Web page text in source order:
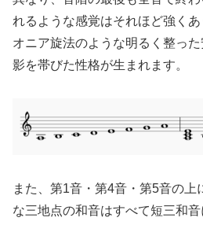
れるような感覚はそれほど強く
オニア旋法のような明るく整っ
影を帯びた性格が生まれます。
また、第1音・第4音・第5音の上
な三地点の和音はすべて短三和